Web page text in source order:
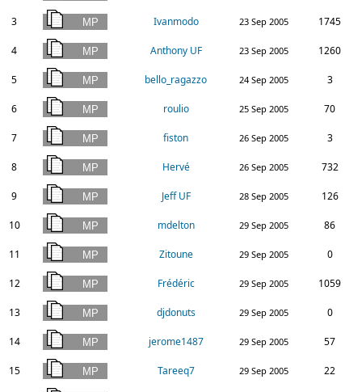
3 Ivanmodo 23 Sep 2005 1745
4 Anthony UF 23 Sep 2005 1260
5 bello_ragazzo 24 Sep 2005 3
6 roulio 25 Sep 2005 70
7 fiston 26 Sep 2005 3
8 Hervé 26 Sep 2005 732
9 Jeff UF 28 Sep 2005 126
10 mdelton 29 Sep 2005 86
11 Zitoune 29 Sep 2005 0
12 Frédéric 29 Sep 2005 1059
13 djdonuts 29 Sep 2005 0
14 jerome1487 29 Sep 2005 57
15 Tareeq7 29 Sep 2005 22